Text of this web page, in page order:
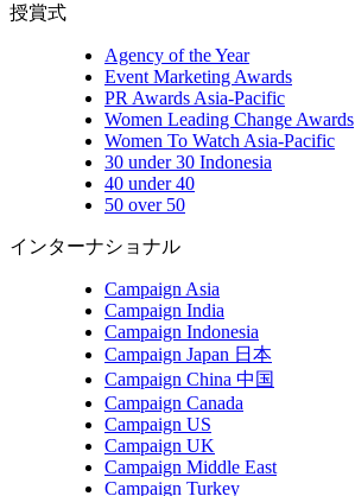
授賞式
Agency of the Year
Event Marketing Awards
PR Awards Asia-Pacific
Women Leading Change Awards
Women To Watch Asia-Pacific
30 under 30 Indonesia
40 under 40
50 over 50
インターナショナル
Campaign Asia
Campaign India
Campaign Indonesia
Campaign Japan 日本
Campaign China 中国
Campaign Canada
Campaign US
Campaign UK
Campaign Middle East
Campaign Turkey